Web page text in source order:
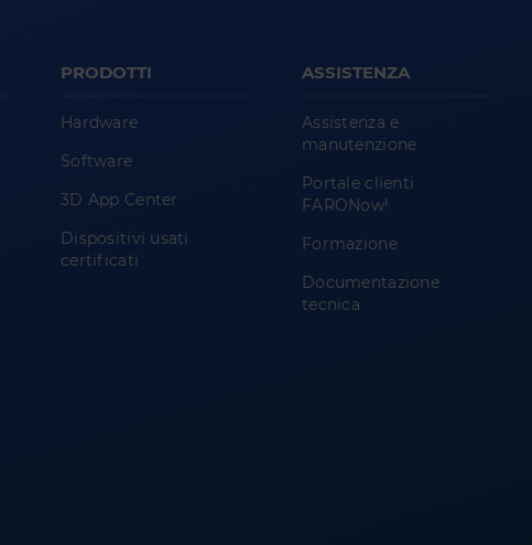
PRODOTTI
Hardware
Software
3D App Center
Dispositivi usati
certificati
ASSISTENZA
Assistenza e
manutenzione
Portale clienti
FARONow!
Formazione
Documentazione
tecnica